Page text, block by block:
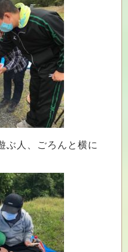
ぶ人、ごろんと横に